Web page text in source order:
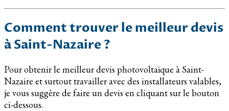
Comment trouver le meilleur devis
à Saint-Nazaire ?
Pour obtenir le meilleur devis photovoltaïque à Saint-
Nazaire et surtout travailler avec des installateurs valables,
je vous suggère de faire un devis en cliquant sur le bouton
ci-dessous.